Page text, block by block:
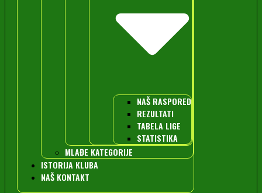
NAŠ RASPORED
REZULTATI
TABELA LIGE
STATISTIKA
MLAĐE KATEGORIJE
ISTORIJA KLUBA
NAŠ KONTAKT